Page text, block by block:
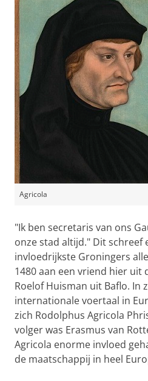
Agricola
"Ik ben secretaris van ons
onze stad altijd." Dit schreef
invloedrijkste Groningers
1480 aan een vriend hier uit
Roelof Huisman uit Baflo. In
internationale voertaal in
zich Rodolphus Agricola
volger was Erasmus van
Agricola enorme invloed
de maatschappij in heel